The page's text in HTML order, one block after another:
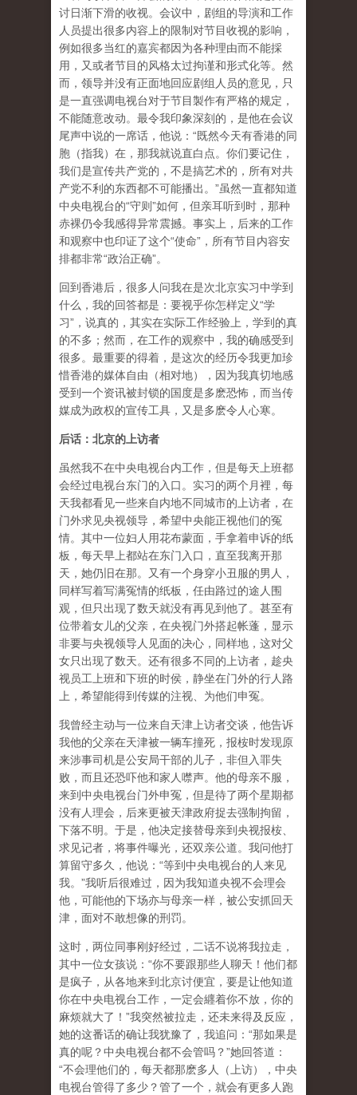
讨日渐下滑的收视。会议中，剧组的导演和工作
人员提出很多内容上的限制对节目收视的影响，
例如很多当红的嘉宾都因为各种理由而不能採
用，又或者节目的风格太过拘谨和形式化等。然
而，领导并没有正面地回应剧组人员的意见，只
是一直强调电视台对于节目製作有严格的规定，
不能随意改动。最令我印象深刻的，是他在会议
尾声中说的一席话，他说：“既然今天有香港的同
胞（指我）在，那我就说直白点。你们要记住，
我们是宣传共产党的，不是搞艺术的，所有对共
产党不利的东西都不可能播出。”虽然一直都知道
中央电视台的“守则”如何，但亲耳听到时，那种
赤裸仍令我感得异常震撼。事实上，后来的工作
和观察中也印证了这个“使命”，所有节目内容安
排都非常“政治正确”。
回到香港后，很多人问我在是次北京实习中学到
什么，我的回答都是：要视乎你怎样定义“学
习”，说真的，其实在实际工作经验上，学到的真
的不多；然而，在工作的观察中，我的确感受到
很多。最重要的得着，是这次的经历令我更加珍
惜香港的媒体自由（相对地），因为我真切地感
受到一个资讯被封锁的国度是多麽恐怖，而当传
媒成为政权的宣传工具，又是多麽令人心寒。
后话：北京的上访者
虽然我不在中央电视台内工作，但是每天上班都
会经过电视台东门的入口。实习的两个月裡，每
天我都看见一些来自内地不同城市的上访者，在
门外求见央视领导，希望中央能正视他们的冤
情。其中一位妇人用花布蒙面，手拿着申诉的纸
板，每天早上都站在东门入口，直至我离开那
天，她仍旧在那。又有一个身穿小丑服的男人，
同样写着写满冤情的纸板，任由路过的途人围
观，但只出现了数天就没有再见到他了。甚至有
位带着女儿的父亲，在央视门外搭起帐蓬，显示
非要与央视领导人见面的决心，同样地，这对父
女只出现了数天。还有很多不同的上访者，趁央
视员工上班和下班的时侯，静坐在门外的行人路
上，希望能得到传媒的注视、为他们申冤。
我曾经主动与一位来自天津上访者交谈，他告诉
我他的父亲在天津被一辆车撞死，报桉时发现原
来涉事司机是公安局干部的儿子，非但入罪失
败，而且还恐吓他和家人噤声。他的母亲不服，
来到中央电视台门外申冤，但是待了两个星期都
没有人理会，后来更被天津政府捉去强制拘留，
下落不明。于是，他决定接替母亲到央视报桉、
求见记者，将事件曝光，还双亲公道。我问他打
算留守多久，他说：“等到中央电视台的人来见
我。”我听后很难过，因为我知道央视不会理会
他，可能他的下场亦与母亲一样，被公安抓回天
津，面对不敢想像的刑罚。
这时，两位同事刚好经过，二话不说将我拉走，
其中一位女孩说：“你不要跟那些人聊天！他们都
是疯子，从各地来到北京讨便宜，要是让他知道
你在中央电视台工作，一定会纒着你不放，你的
麻烦就大了！”我突然被拉走，还未来得及反应，
她的这番话的确让我犹豫了，我追问：“那如果是
真的呢？中央电视台都不会管吗？”她回答道：
“不会理他们的，每天都那麽多人（上访），中央
电视台管得了多少？管了一个，就会有更多人跑